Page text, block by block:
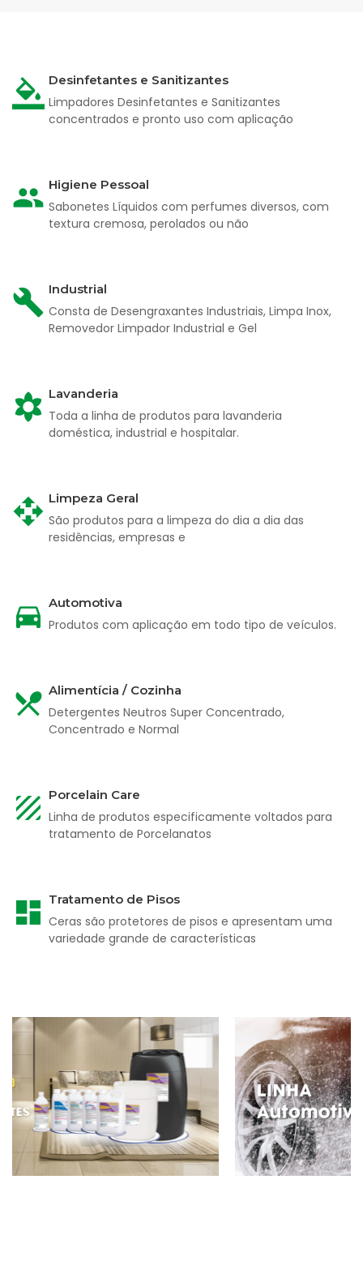
Desinfetantes e Sanitizantes
Limpadores Desinfetantes e Sanitizantes
concentrados e pronto uso com aplicação
Higiene Pessoal
Sabonetes Líquidos com perfumes diversos, com
textura cremosa, perolados ou não
Industrial
Consta de Desengraxantes Industriais, Limpa Inox,
Removedor Limpador Industrial e Gel
Lavanderia
Toda a linha de produtos para lavanderia
doméstica, industrial e hospitalar.
Limpeza Geral
São produtos para a limpeza do dia a dia das
residências, empresas e
Automotiva
Produtos com aplicação em todo tipo de veículos.
Alimentícia / Cozinha
Detergentes Neutros Super Concentrado,
Concentrado e Normal
Porcelain Care
Linha de produtos especificamente voltados para
tratamento de Porcelanatos
Tratamento de Pisos
Ceras são protetores de pisos e apresentam uma
variedade grande de características